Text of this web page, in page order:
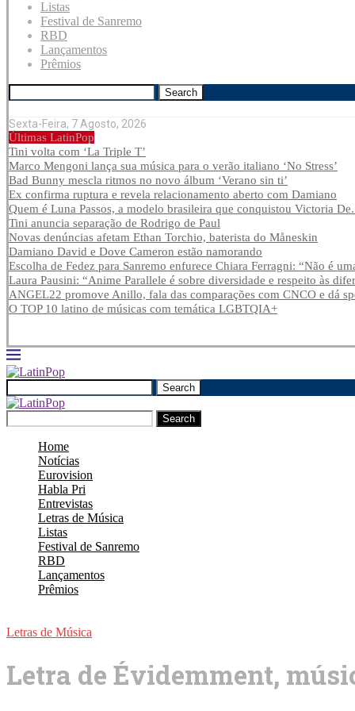
Listas
Festival de Sanremo
RBD
Lançamentos
Prêmios
Search
Sexta-Feira, 7 Agosto, 2026
Últimas LatinPop
Tini volta com ‘La Triple T’
Marco Mengoni lança sua música para o verão italiano ‘No Stress’
Bad Bunny mescla ritmos no novo álbum ‘Verano sin ti’
Ex confirma ruptura e revela relacionamento aberto com Damiano
Quem é Luna Passos, a modelo brasileira que conquistou Victoria
Tini anuncia separação de Rodrigo de Paul
Novas denúncias afetam Ethan Torchio, baterista do Måneskin
Damiano David e Dove Cameron estão namorando
Escolha de Fedez para Sanremo enfurece Chiara Ferragni: “Não é
Laura Pausini: “Anime Parallele é sobre diversidade e respeito às
ANGEL22 promove Anillo, fala das comparações com CNCO e dá
O TOP 10 latino de músicas com temática LGBTQIA+
Search
Search
Home
Notícias
Eurovision
Habla Pri
Entrevistas
Letras de Música
Listas
Festival de Sanremo
RBD
Lançamentos
Prêmios
Letras de Música
Letra de Évidemment,